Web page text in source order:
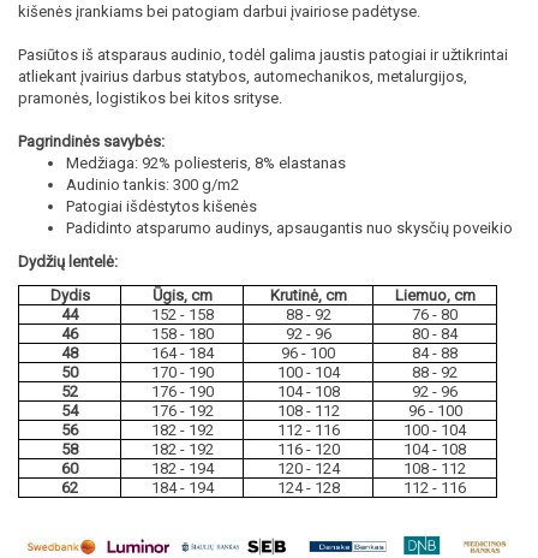
kišenės įrankiams bei patogiam darbui įvairiose padėtyse.
Pasiūtos iš atsparaus audinio, todėl galima jaustis patogiai ir užtikrintai
atliekant įvairius darbus statybos, automechanikos, metalurgijos,
pramonės, logistikos bei kitos srityse.
Pagrindinės savybės:
Medžiaga: 92% poliesteris, 8% elastanas
Audinio tankis: 300 g/m2
Patogiai išdėstytos kišenės
Padidinto atsparumo audinys, apsaugantis nuo skysčių poveikio
Dydžių lentelė:
Dydis
Ūgis, cm Krutinė, cm
Liemuo, cm
44
152 - 158 88 - 92
76 - 80
46
158 - 180 92 - 96
80 - 84
48
164 - 184 96 - 100
84 - 88
50
170 - 190 100 - 104
88 - 92
52
176 - 190 104 - 108
92 - 96
54
176 - 192 108 - 112
96 - 100
56
182 - 192 112 - 116
100 - 104
58
182 - 192 116 - 120
104 - 108
60
182 - 194 120 - 124
108 - 112
62
184 - 194 124 - 128 112 - 116